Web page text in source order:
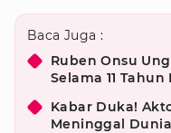
Baca Juga :
Ruben Onsu
Selama 11
Kabar Duka!
Meninggal Dunia